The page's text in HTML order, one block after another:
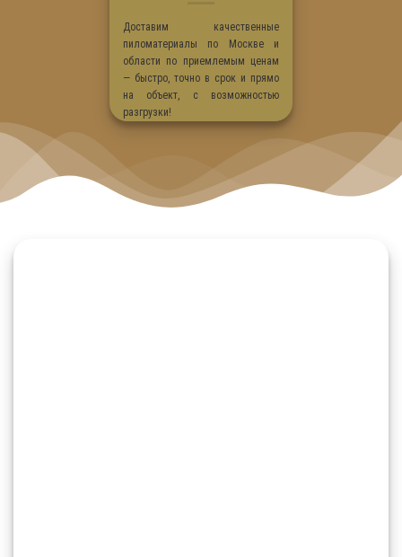
Доставим качественные
пиломатериалы по Москве и
области по приемлемым ценам
— быстро, точно в срок и прямо
на объект, с возможностью
разгрузки!